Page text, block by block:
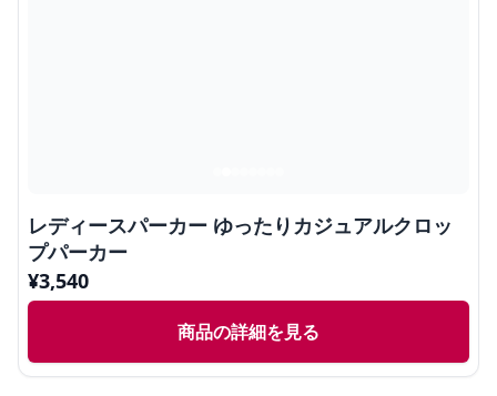
レディースパーカー ゆったりカジュアルクロッ
プパーカー
¥3,540
商品の詳細を見る